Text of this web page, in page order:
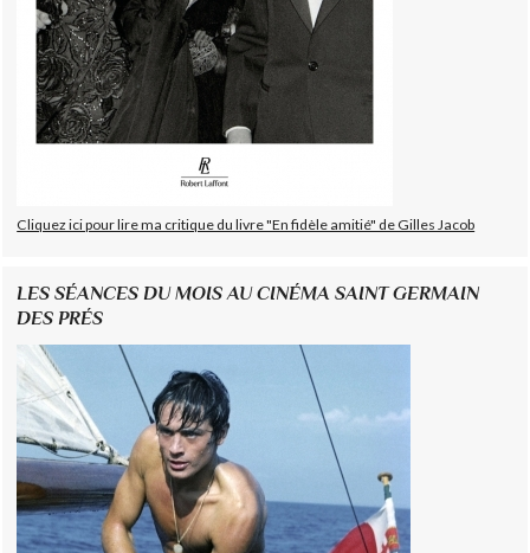
Cliquez ici pour lire ma critique du livre "En fidèle amitié" de Gilles Jacob
LES SÉANCES DU MOIS AU CINÉMA SAINT GERMAIN
DES PRÉS